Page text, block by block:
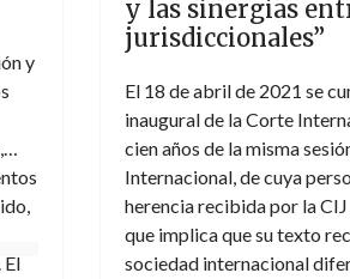
y
El
y las sinergias
jurisdiccionales”
El 18 de abril de 2021 se
inaugural de la Corte
cien años de la misma
Internacional, de cuya
herencia recibida por la
que implica que su texto
sociedad internacional